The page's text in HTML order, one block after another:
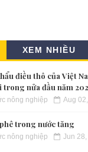
XEM NHIỀU
điều thô của Việt
trong nửa đầu năm
nông nghiệp Aug
trong nước tăng
nông nghiệp Jun